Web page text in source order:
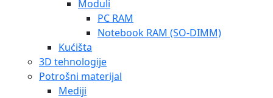
Moduli
PC RAM
Notebook RAM (SO-DIMM)
Kućišta
3D tehnologije
Potrošni materijal
Mediji